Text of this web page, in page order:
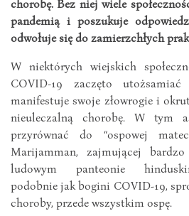
chorobę. Bez niej wiele
pandemią i poszukuje
odwołuje się do zamierzchłych
W niektórych wiejskich
COVID-19 zaczęto
manifestuje swoje złowrogie i
nieuleczalną chorobę. W tym
przyrównać do “ospowej
Marijamman, zajmującej
ludowym panteonie
podobnie jak bogini COVID-19,
choroby, przede wszystkim ospę.